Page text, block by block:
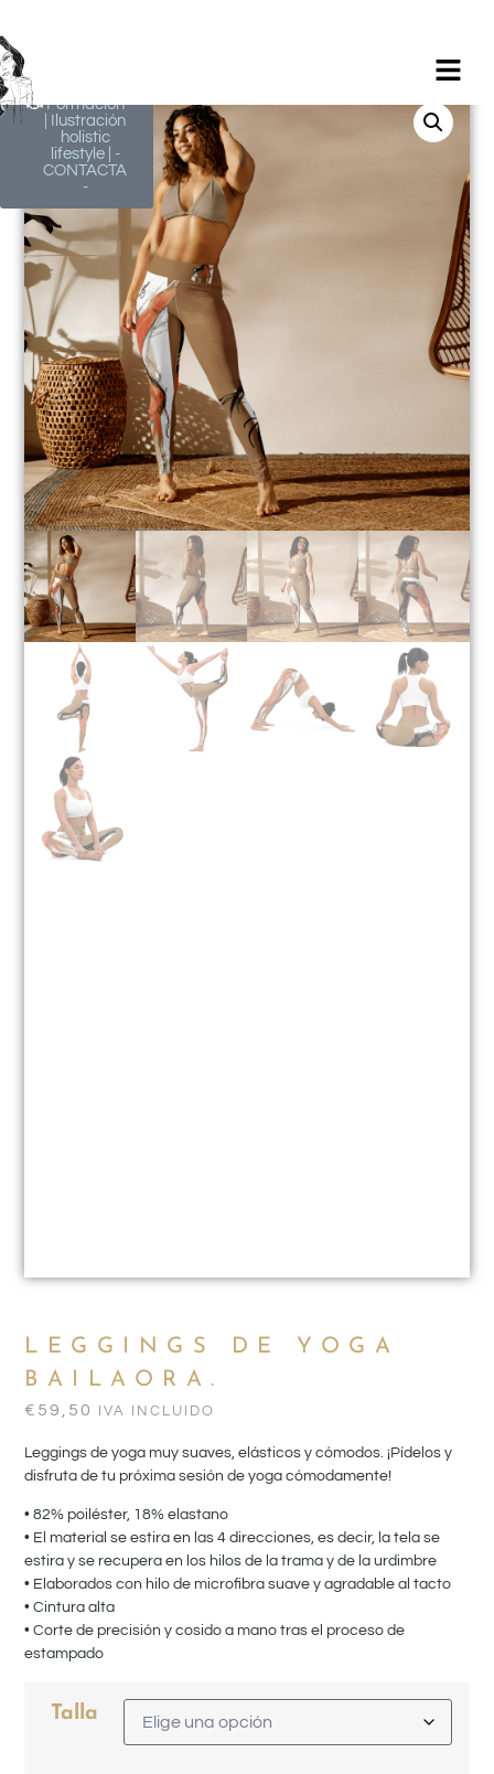
Formación
| Ilustración
holistic
lifestyle | -
CONTACTA
-
LEGGINGS DE YOGA
BAILAORA.
€ 59,50 IVA INCLUIDO
Leggings de yoga muy suaves, elásticos y cómodos. ¡Pídelos y
disfruta de tu próxima sesión de yoga cómodamente!
• 82% poiléster, 18% elastano
• El material se estira en las 4 direcciones, es decir, la tela se
estira y se recupera en los hilos de la trama y de la urdimbre
• Elaborados con hilo de microfibra suave y agradable al tacto
• Cintura alta
• Corte de precisión y cosido a mano tras el proceso de
estampado
Talla